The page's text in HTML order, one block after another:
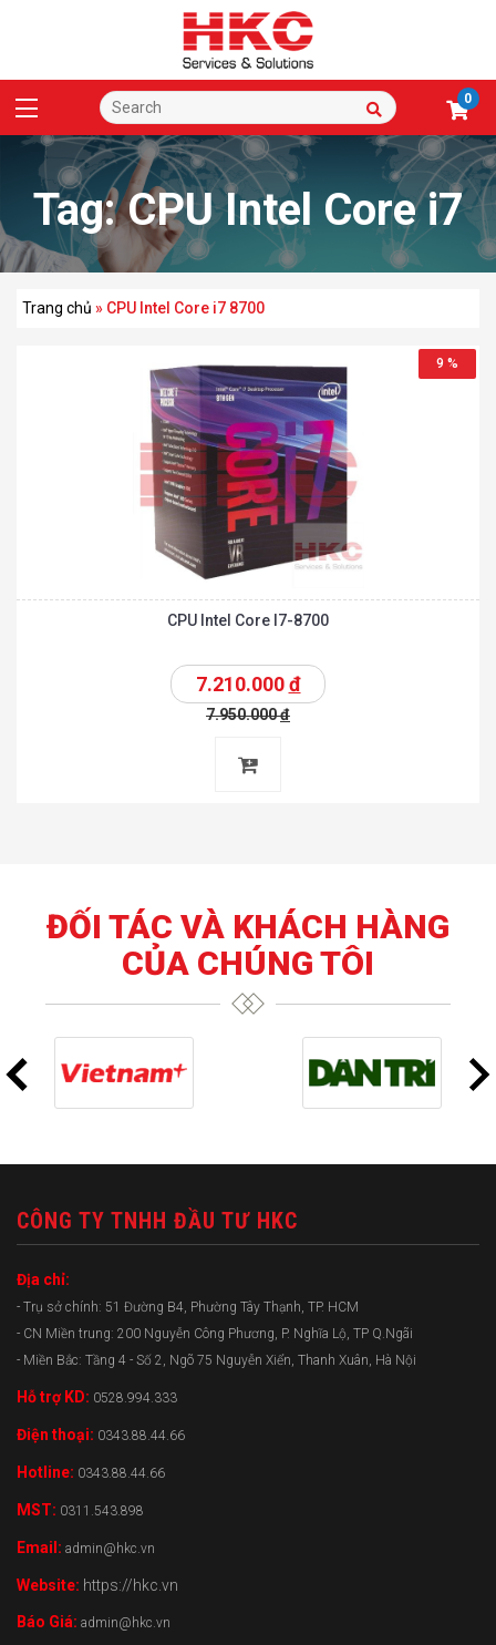
0
Tag:CPU Intel Core i7
8700
Trang chủ » CPU Intel Core i7 8700
9 %
CPU Intel Core I7-8700
7.210.000đ
7.950.000đ
ĐỐI TÁC VÀ KHÁCH HÀNG
CỦA CHÚNG TÔI
CÔNG TY TNHH ĐẦU TƯ HKC
Địa chỉ:
- Trụ sở chính: 51 Đường B4, Phường Tây Thạnh, TP. HCM
- CN Miền trung: 200 Nguyễn Công Phương, P. Nghĩa Lộ, TP Q.Ngãi
- Miền Bắc: Tầng 4 - Số 2, Ngõ 75 Nguyễn Xiển, Thanh Xuân, Hà Nội
Hỗ trợ KD: 0528.994.333
Điện thoại: 0343.88.44.66
Hotline: 0343.88.44.66
MST: 0311.543.898
Email: admin@hkc.vn
Website: https://hkc.vn
Báo Giá: admin@hkc.vn